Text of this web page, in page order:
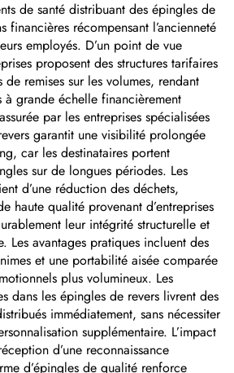
de santé distribuant des épingles de
financières récompensant l’ancienneté
employés. D’un point de vue
proposent des structures tarifaires
de remises sur les volumes, rendant
à grande échelle financièrement
par les entreprises spécialisées
garantit une visibilité prolongée
car les destinataires portent
sur de longues périodes. Les
d’une réduction des déchets,
haute qualité provenant d’entreprises
leur intégrité structurelle et
Les avantages pratiques incluent des
et une portabilité aisée comparée
plus volumineux. Les
dans les épingles de revers livrent des
immédiatement, sans nécessiter
supplémentaire. L’impact
d’une reconnaissance
d’épingles de qualité renforce